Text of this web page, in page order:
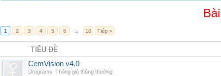
1 2 3 4 5 6 → 10 Tiếp >
TIÊU ĐỀ
CemVision v4.0
Drograms Thông gió thông thường